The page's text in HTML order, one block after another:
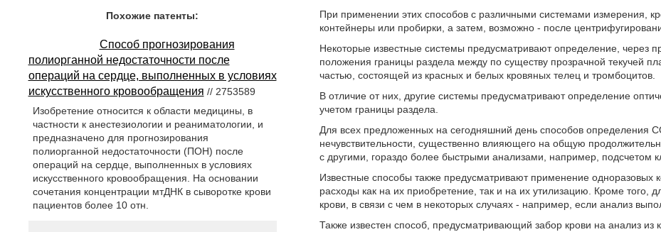
При применении этих способов с различными системами измерения,
контейнеры или пробирки, а затем, возможно - после
Некоторые известные системы предусматривают определение, через
положения границы раздела между по существу прозрачной текучей
частью, состоящей из красных и белых кровяных телец и тромбоцитов.
В отличие от них, другие системы предусматривают определение
учетом границы раздела.
Для всех предложенных на сегодняшний день способов определения
нечувствительности, существенно влияющего на общую
с другими, гораздо более быстрыми анализами, например, подсчетом
Известные способы также предусматривают применение одноразовых
расходы как на их приобретение, так и на их утилизацию. Кроме того,
крови, в связи с чем в некоторых случаях - например, если анализ
Также известен способ, предусматривающий забор крови на анализ из
Похожие патенты:
Способ прогнозирования
полиорганной недостаточности после
операций на сердце, выполненных в условиях
искусственного кровообращения // 2753589
Изобретение относится к области медицины, в
частности к анестезиологии и реаниматологии, и
предназначено для прогнозирования
полиорганной недостаточности (ПОН) после
операций на сердце, выполненных в условиях
искусственного кровообращения. На основании
сочетания концентрации мтДНК в сыворотке крови
пациентов более 10 отн.